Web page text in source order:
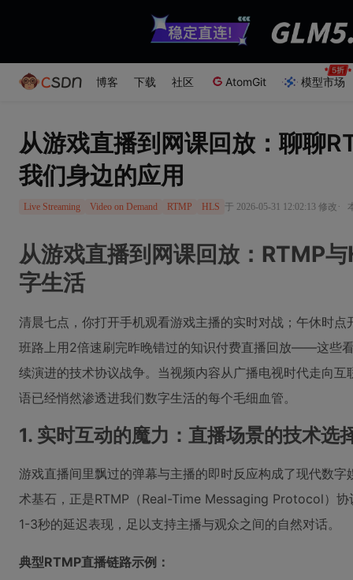
博客 下载 社区 AtomGit 模型市场
从游戏直播到网课回放：聊聊
我们身边的应用
Live Streaming Video on Demand RTMP HLS 于 2026-05-31 12:02:13 修改 ·
从游戏直播到网课回放：RTMP
字生活
清晨七点，你打开手机观看游戏主播的实时对战；午休时
班路上用2倍速刷完昨晚错过的知识付费直播回放——这些
续演进的技术协议战争。当视频内容从广播电视时代走向
语已经悄然渗透进我们数字生活的每个毛细血管。
1. 实时互动的魔力：直播场景的技术选
游戏直播间里飘过的弹幕与主播的即时反应构成了现代数
术基石，正是RTMP（Real-Time Messaging Protocol）
1-3秒的延迟表现，足以支持主播与观众之间的自然对话。
典型RTMP直播链路示例：